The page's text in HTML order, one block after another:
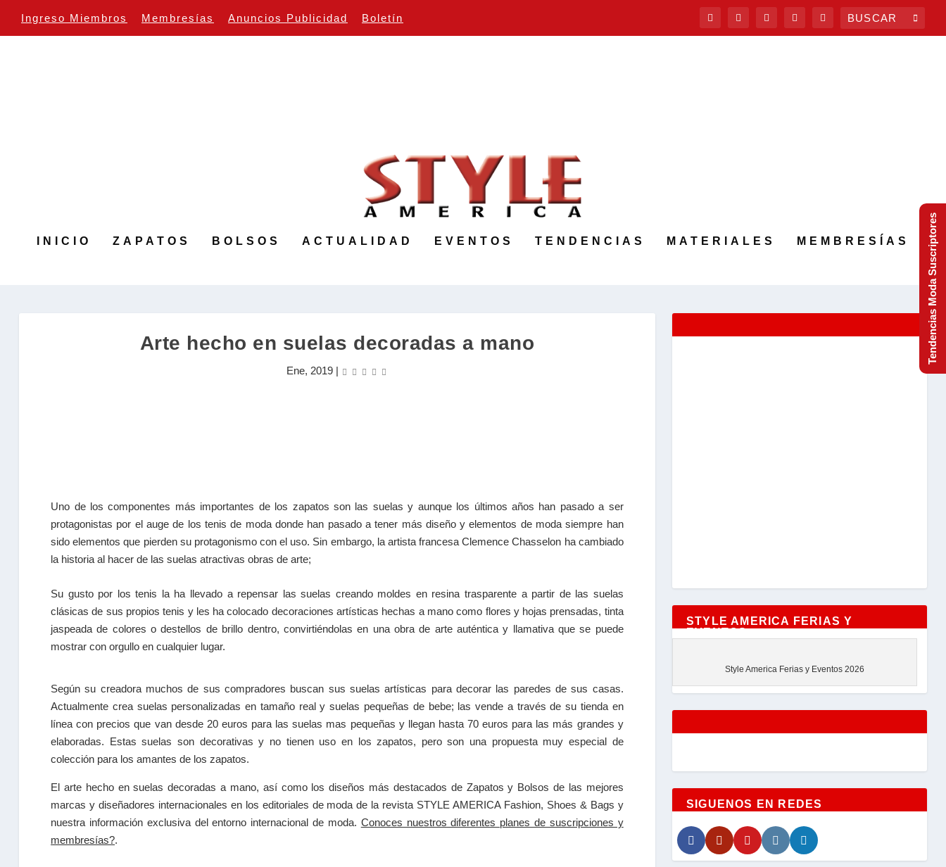
Ingreso Miembros Membresías Anuncios Publicidad Boletín
INICIO ZAPATOS BOLSOS ACTUALIDAD EVENTOS TENDENCIAS MATERIALES MEMBRESÍAS
Arte hecho en suelas decoradas a mano
Ene, 2019|
Uno de los componentes más importantes de los zapatos son las suelas y aunque los últimos años han pasado a ser
protagonistas por el auge de los tenis de moda donde han pasado a tener más diseño y elementos de moda siempre han
sido elementos que pierden su protagonismo con el uso. Sin embargo, la artista francesa Clemence Chasselon ha cambiado
la historia al hacer de las suelas atractivas obras de arte;
Su gusto por los tenis la ha llevado a repensar las suelas creando moldes en resina trasparente a partir de las suelas
clásicas de sus propios tenis y les ha colocado decoraciones artísticas hechas a mano como flores y hojas prensadas, tinta
jaspeada de colores o destellos de brillo dentro, convirtiéndolas en una obra de arte auténtica y llamativa que se puede
mostrar con orgullo en cualquier lugar.
Según su creadora muchos de sus compradores buscan sus suelas artísticas para decorar las paredes de sus casas.
Actualmente crea suelas personalizadas en tamaño real y suelas pequeñas de bebe; las vende a través de su tienda en
línea con precios que van desde 20 euros para las suelas mas pequeñas y llegan hasta 70 euros para las más grandes y
elaboradas. Estas suelas son decorativas y no tienen uso en los zapatos, pero son una propuesta muy especial de
colección para los amantes de los zapatos.
El arte hecho en suelas decoradas a mano, así como los diseños más destacados de Zapatos y Bolsos de las mejores
marcas y diseñadores internacionales en los editoriales de moda de la revista STYLE AMERICA Fashion, Shoes & Bags y
nuestra información exclusiva del entorno internacional de moda. Conoces nuestros diferentes planes de suscripciones y
membresías?.
STYLE AMERICA FERIAS Y
EVENTOS
Style America Ferias y Eventos 2026
SIGUENOS EN REDES
Tendencias Moda Suscriptores